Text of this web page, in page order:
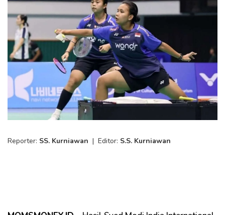
Reporter: SS. Kurniawan | Editor: S.S. Kurniawan